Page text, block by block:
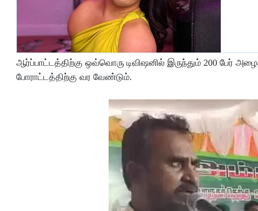
ஆர்ப்பாட்டத்திற்கு ஒவ்வொரு டிவிஷனில் இருந்தும் 200 பேர்
போராட்டத்திற்கு வர வேண்டும்.